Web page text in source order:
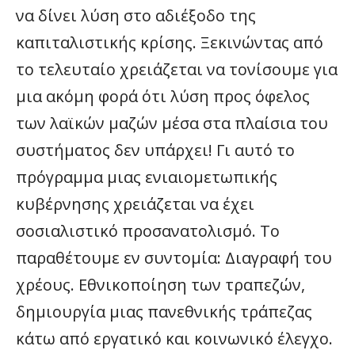
να δίνει λύση στο αδιέξοδο της
καπιταλιστικής κρίσης. Ξεκινώντας από
το τελευταίο χρειάζεται να τονίσουμε για
μια ακόμη φορά ότι λύση προς όφελος
των λαϊκών μαζών μέσα στα πλαίσια του
συστήματος δεν υπάρχει! Γι αυτό το
πρόγραμμα μιας ενιαιομετωπικής
κυβέρνησης χρειάζεται να έχει
σοσιαλιστικό προσανατολισμό. Το
παραθέτουμε εν συντομία: Διαγραφή του
χρέους. Εθνικοποίηση των τραπεζών,
δημιουργία μιας πανεθνικής τράπεζας
κάτω από εργατικό και κοινωνικό έλεγχο.